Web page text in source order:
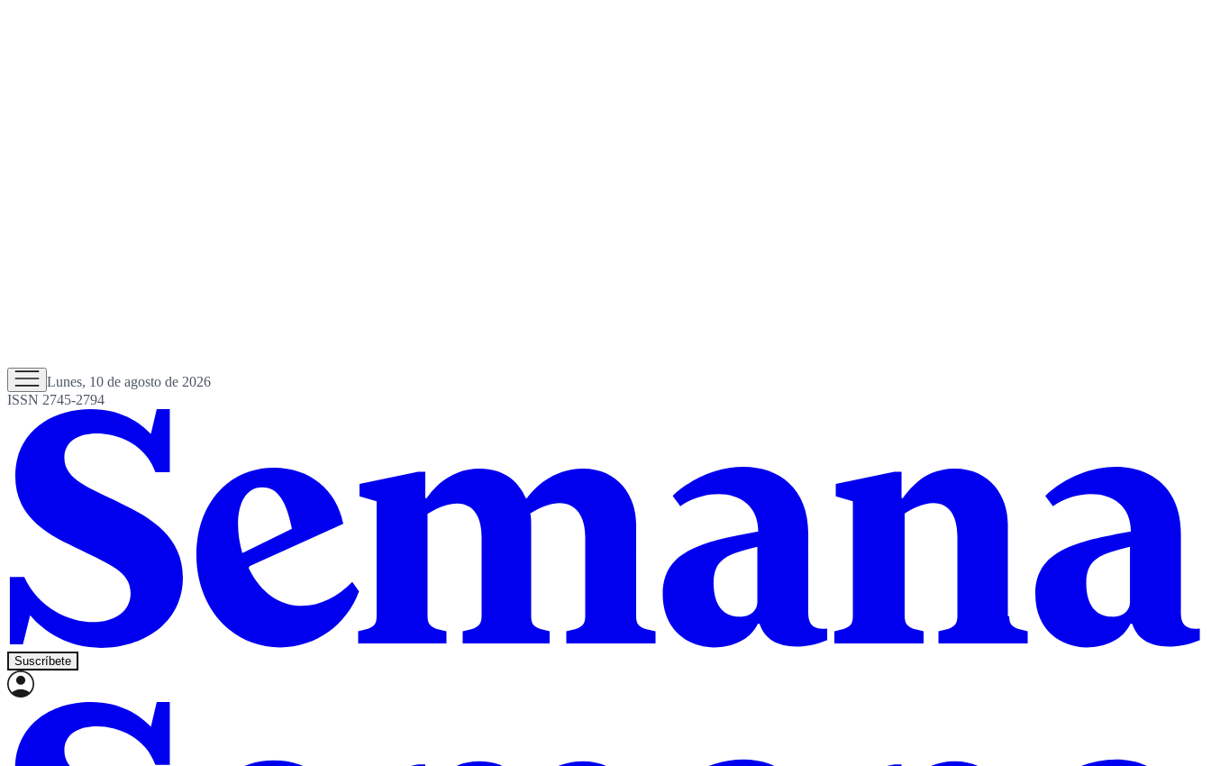
Lunes, 10 de agosto de 2026
ISSN 2745-2794
Suscríbete